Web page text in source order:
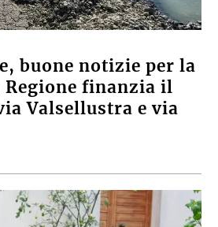
buone notizie per la
finanzia il
Valsellustra e via